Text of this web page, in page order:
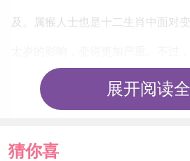
及。属猴人士也是十二生肖中面对
不一定就是坏的结果，有时反而因
得很多意想不到的东西。切记今年
可将冲太岁的负面影响降低。
展开阅读
猜你喜